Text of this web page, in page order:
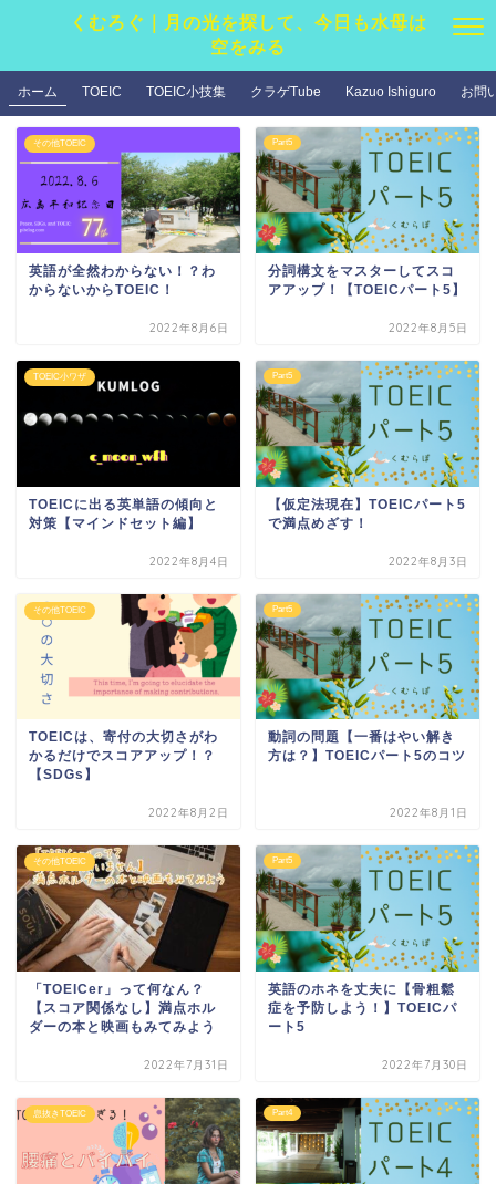
くむろぐ｜月の光を探して、今日も水母は
空をみる
ホーム TOEIC TOEIC小技集 クラゲTube Kazuo Ishiguro お問
その他TOEIC
英語が全然わからない！？わ
からないからTOEIC！
2022年8月6日
Part5
分詞構文をマスターしてスコ
アアップ！【TOEICパート5】
2022年8月5日
TOEIC小ワザ
TOEICに出る英単語の傾向と
対策【マインドセット編】
2022年8月4日
Part5
【仮定法現在】TOEICパート5
で満点めざす！
2022年8月3日
その他TOEIC
TOEICは、寄付の大切さがわ
かるだけでスコアアップ！？
【SDGs】
2022年8月2日
Part5
動詞の問題【一番はやい解き
方は？】TOEICパート5のコツ
2022年8月1日
その他TOEIC
「TOEICer」って何なん？
【スコア関係なし】満点ホル
ダーの本と映画もみてみよう
2022年7月31日
Part5
英語のホネを丈夫に【骨粗鬆
症を予防しよう！】TOEICパ
ート5
2022年7月30日
息抜きTOEIC Part4